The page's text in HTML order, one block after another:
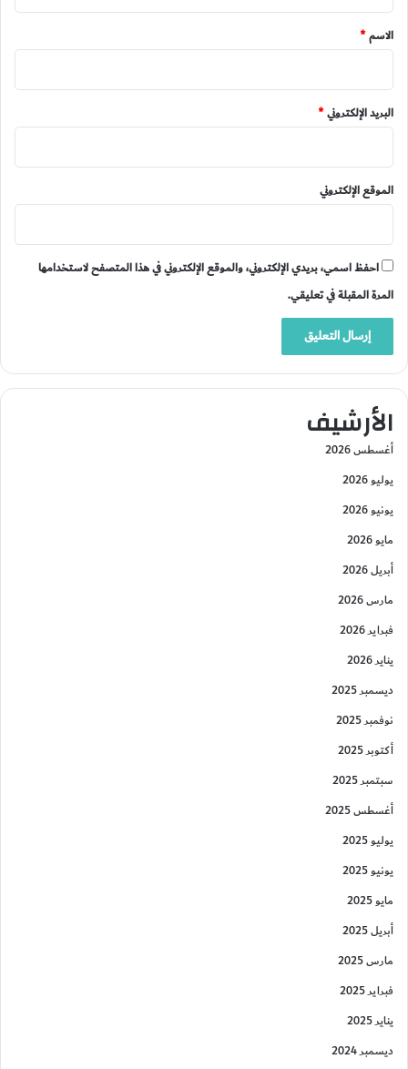
*
الاسم*
البريد الإلكتروني*
الموقع الإلكتروني
احفظ اسمي، بريدي الإلكتروني، والموقع الإلكتروني في هذا المتصفح لاستخدامها
المرة المقبلة في تعليقي.
الأرشيف
أغسطس 2026
يوليو 2026
يونيو 2026
مايو 2026
أبريل 2026
مارس 2026
فبراير 2026
يناير 2026
ديسمبر 2025
نوفمبر 2025
أكتوبر 2025
سبتمبر 2025
أغسطس 2025
يوليو 2025
يونيو 2025
مايو 2025
أبريل 2025
مارس 2025
فبراير 2025
يناير 2025
ديسمبر 2024